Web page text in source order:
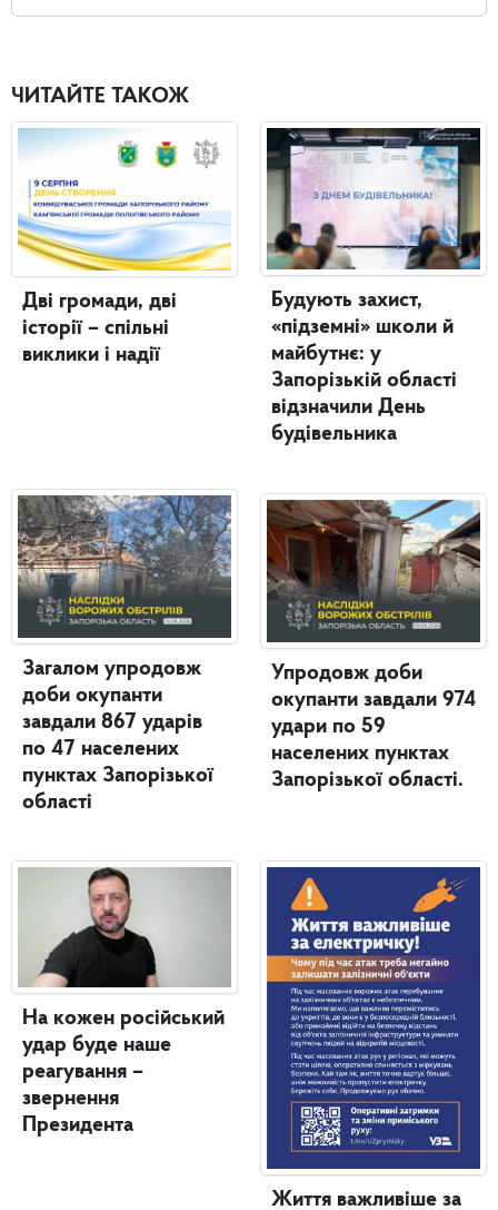
ЧИТАЙТЕ ТАКОЖ
Дві громади, дві
історії – спільні
виклики і надії
Загалом упродовж
доби окупанти
завдали 867 ударів
по 47 населених
пунктах Запорізької
області
На кожен російський
удар буде наше
реагування –
звернення
Президента
Будують захист,
«підземні» школи й
майбутнє: у
Запорізькій області
відзначили День
будівельника
Упродовж доби
окупанти завдали 974
удари по 59
населених пунктах
Запорізької області.
Життя важливіше за